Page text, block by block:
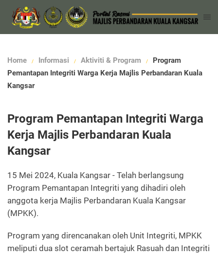
Home Informasi Aktiviti & Program
Program
Pemantapan Integriti Warga Kerja Majlis Perbandaran Kuala
Kangsar
Program Pemantapan Integriti Warga
Kerja Majlis Perbandaran Kuala
Kangsar
15 Mei 2024, Kuala Kangsar - Telah berlangsung
Program Pemantapan Integriti yang dihadiri oleh
anggota kerja Majlis Perbandaran Kuala Kangsar
(MPKK).
Program yang direncanakan oleh Unit Integriti, MPKK
meliputi dua slot ceramah bertajuk Rasuah dan Integriti